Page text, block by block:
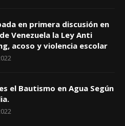
en primera discusión en
Venezuela la Ley Anti
acoso y violencia escolar
el Bautismo en Agua Según